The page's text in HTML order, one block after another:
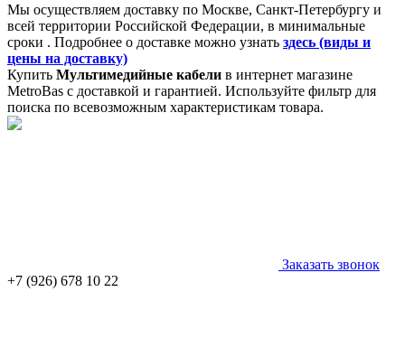
Мы осуществляем доставку по Москве, Санкт-Петербургу и
всей территории Российской Федерации, в минимальные
сроки . Подробнее о доставке можно узнать здесь (виды и
цены на доставку)
Купить Мультимедийные кабели в интернет магазине
MetroBas с доставкой и гарантией. Используйте фильтр для
поиска по всевозможным характеристикам товара.
Заказать звонок
+7 (926) 678 10 22